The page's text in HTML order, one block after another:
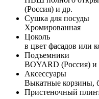
(Россия) и др.
Сушка для посуды
Хромированная
Цоколь
в цвет фасадов или
Подъемники
BOYARD (Россия) и
Аксессуары
Выкатные корзины,
Пристеночный